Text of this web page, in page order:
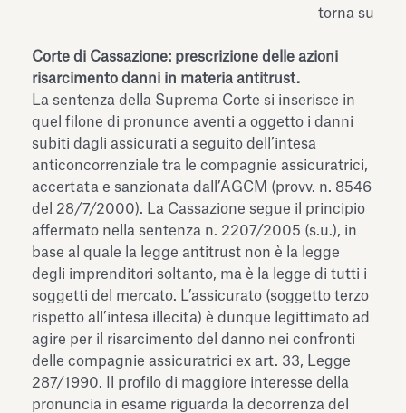
torna su
Corte di Cassazione: prescrizione delle azioni
risarcimento danni in materia antitrust.
La sentenza della Suprema Corte si inserisce in
quel filone di pronunce aventi a oggetto i danni
subiti dagli assicurati a seguito dell’intesa
anticoncorrenziale tra le compagnie assicuratrici,
accertata e sanzionata dall’AGCM (provv. n. 8546
del 28/7/2000). La Cassazione segue il principio
affermato nella sentenza n. 2207/2005 (s.u.), in
base al quale la legge antitrust non è la legge
degli imprenditori soltanto, ma è la legge di tutti i
soggetti del mercato. L’assicurato (soggetto terzo
rispetto all’intesa illecita) è dunque legittimato ad
agire per il risarcimento del danno nei confronti
delle compagnie assicuratrici ex art. 33, Legge
287/1990. Il profilo di maggiore interesse della
pronuncia in esame riguarda la decorrenza del